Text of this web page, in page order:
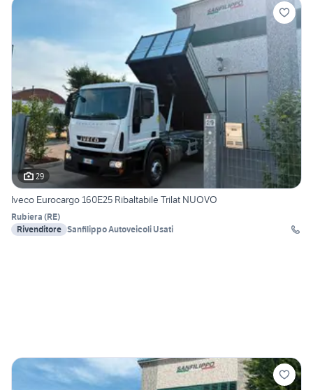
29
Iveco Eurocargo 160E25 Ribaltabile Trilat NUOVO
Rubiera (RE)
Rivenditore Sanfilippo Autoveicoli Usati